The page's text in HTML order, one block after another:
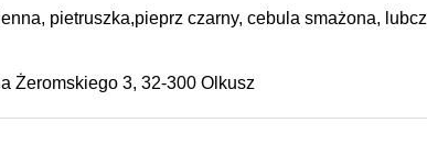
pietruszka,pieprz czarny, cebula smażona,
Żeromskiego 3, 32-300 Olkusz